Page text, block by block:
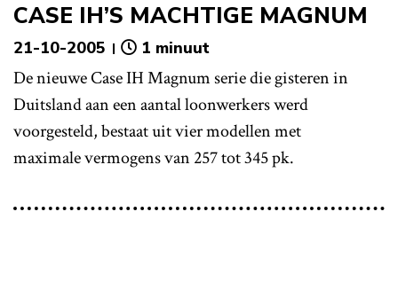
CASE IH’S MACHTIGE MAGNUM
21-10-2005 1 minuut
De nieuwe Case IH Magnum serie die gisteren in
Duitsland aan een aantal loonwerkers werd
voorgesteld, bestaat uit vier modellen met
maximale vermogens van 257 tot 345 pk.